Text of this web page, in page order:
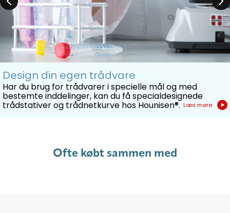
Design din egen trådvare
Har du brug for trådvarer i specielle mål og med
bestemte inddelinger, kan du få specialdesignede
trådstativer og trådnetkurve hos Hounisen®. Læs mere
Ofte købt sammen med